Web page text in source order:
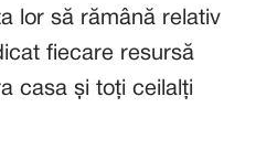
lor să rămână relativ
fiecare resursă
casa și toți ceilalți